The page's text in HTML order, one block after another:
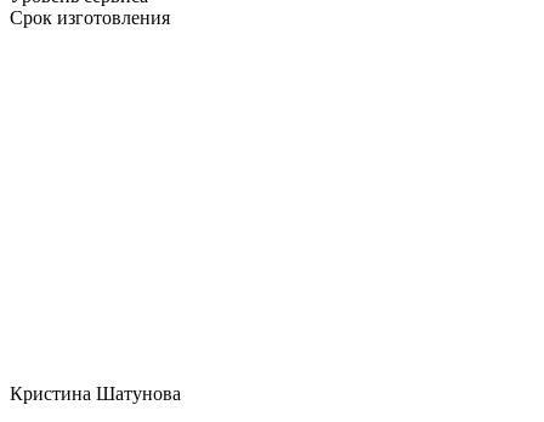
Срок изготовления
Кристина Шатунова